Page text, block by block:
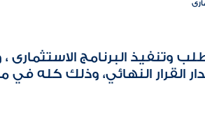
البرنامج الاستثمارى ،
القرار النهائي، وذلك كله في